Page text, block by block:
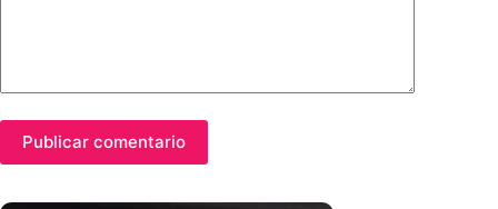
Publicar comentario